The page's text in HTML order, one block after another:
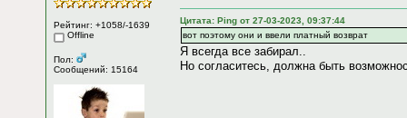
Рейтинг: +1058/-1639
Offline
Пол:
Сообщений: 15164
Цитата: Ping от 27-03-2023, 09:37:44
вот поэтому они и ввели платный возврат
Я всегда все забирал..
Но согласитесь, должна быть